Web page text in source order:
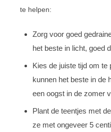
te helpen:
Zorg voor goed
het beste in licht, goed
Kies de juiste tijd om te
kunnen het beste in de
een oogst in de zomer
Plant de teentjes met
ze met ongeveer 5